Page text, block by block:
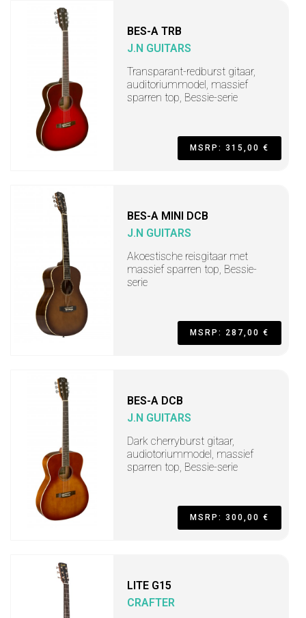
BES-A TRB
J.N GUITARS
Transparant-redburst gitaar,
auditoriummodel, massief
sparren top, Bessie-serie
MSRP: 315,00 €
BES-A MINI DCB
J.N GUITARS
Akoestische reisgitaar met
massief sparren top, Bessie-
serie
MSRP: 287,00 €
BES-A DCB
J.N GUITARS
Dark cherryburst gitaar,
audiotoriummodel, massief
sparren top, Bessie-serie
MSRP: 300,00 €
LITE G15
CRAFTER